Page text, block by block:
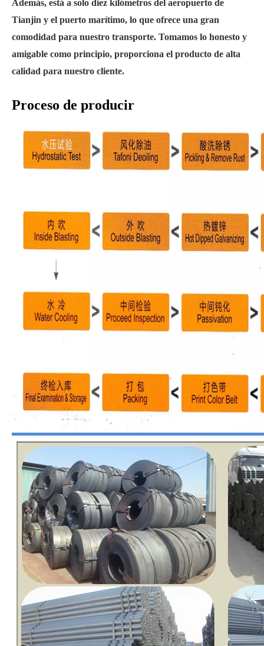
Además, está a solo diez kilómetros del aeropuerto de
Tianjin y el puerto marítimo, lo que ofrece una gran
comodidad para nuestro transporte. Tomamos lo honesto y
amigable como principio, proporciona el producto de alta
calidad para nuestro cliente.
Proceso de producir